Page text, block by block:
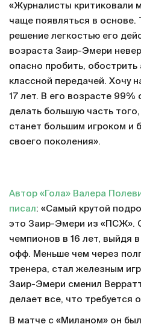
«Журналисты критиковали
чаще появляться в основе.
решение легкостью его
возраста Заир-Эмери
опасно пробить,
классной передачей. Хочу
17 лет. В его возрасте 99%
делать большую часть
станет большим игроком и
своего поколения».
Автор «Гола» Валера
писал: «Самый крутой
это Заир-Эмери из «ПСЖ».
чемпионов в 16 лет, выйдя
офф. Меньше чем через
тренера, стал железным
Заир-Эмери сменил
делает все, что требуется
В матче с «Миланом» он